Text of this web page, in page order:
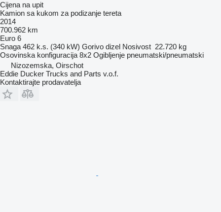
Cijena na upit
Kamion sa kukom za podizanje tereta
2014
700.962 km
Euro 6
Snaga 462 k.s. (340 kW) Gorivo dizel Nosivost 22.720 kg
Osovinska konfiguracija 8x2 Ogibljenje pneumatski/pneumatski
Nizozemska, Oirschot
Eddie Ducker Trucks and Parts v.o.f.
Kontaktirajte prodavatelja